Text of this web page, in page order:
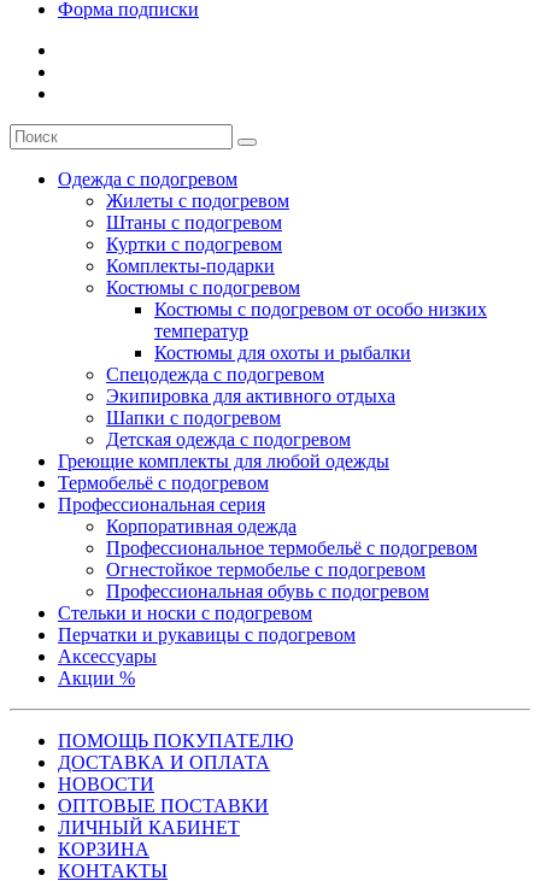
Форма подписки
Одежда с подогревом
Жилеты с подогревом
Штаны с подогревом
Куртки с подогревом
Комплекты-подарки
Костюмы с подогревом
Костюмы с подогревом от особо низких
температур
Костюмы для охоты и рыбалки
Спецодежда с подогревом
Экипировка для активного отдыха
Шапки с подогревом
Детская одежда с подогревом
Греющие комплекты для любой одежды
Термобельё с подогревом
Профессиональная серия
Корпоративная одежда
Профессиональное термобельё с подогревом
Огнестойкое термобелье с подогревом
Профессиональная обувь с подогревом
Стельки и носки с подогревом
Перчатки и рукавицы с подогревом
Аксессуары
Акции %
ПОМОЩЬ ПОКУПАТЕЛЮ
ДОСТАВКА И ОПЛАТА
НОВОСТИ
ОПТОВЫЕ ПОСТАВКИ
ЛИЧНЫЙ КАБИНЕТ
КОРЗИНА
КОНТАКТЫ